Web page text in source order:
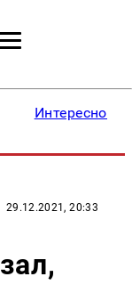
Интересное
29.12.2021, 20:33